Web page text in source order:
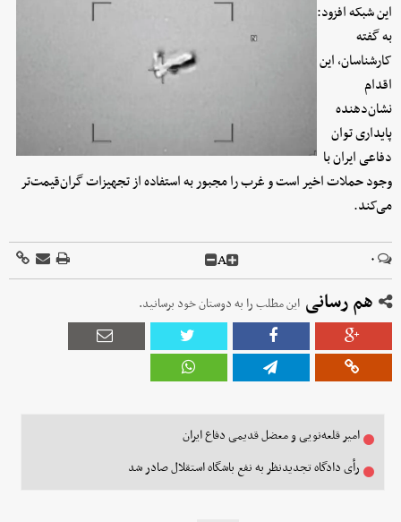
این شبکه افزود:
به گفته
کارشناسان، این
اقدام
نشان‌دهنده
پایداری توان
دفاعی ایران با
وجود حملات اخیر است و غرب را مجبور به استفاده از تجهیزات گران‌قیمت‌تر
می‌کند.
۰ A
هم رسانی این مطلب را به دوستان خود برسانید.
امیر قلعه‌نویی و معضل قدیمی دفاع ایران
رأی دادگاه تجدیدنظر به نفع باشگاه استقلال صادر شد